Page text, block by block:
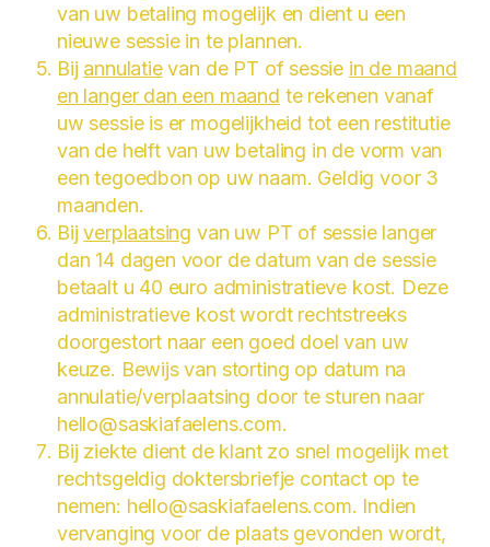
van uw betaling mogelijk en dient u een
nieuwe sessie in te plannen.
Bij annulatievan de PT of sessie in de maand
en langer dan een maand te rekenen vanaf
uw sessie is er mogelijkheid tot een restitutie
van de helft van uw betaling in de vorm van
een tegoedbon op uw naam. Geldig voor 3
maanden.
Bijverplaatsing van uw PT of sessie langer
dan 14 dagen voor de datum van de sessie
betaalt u 40 euro administratieve kost. Deze
administratieve kost wordt rechtstreeks
doorgestort naar een goed doel van uw
keuze. Bewijs van storting op datum na
annulatie/verplaatsing door te sturen naar
hello@saskiafaelens.com.
Bij ziekte dient de klant zo snel mogelijk met
rechtsgeldig doktersbriefje contact op te
nemen: hello@saskiafaelens.com. Indien
vervanging voor de plaats gevonden wordt,